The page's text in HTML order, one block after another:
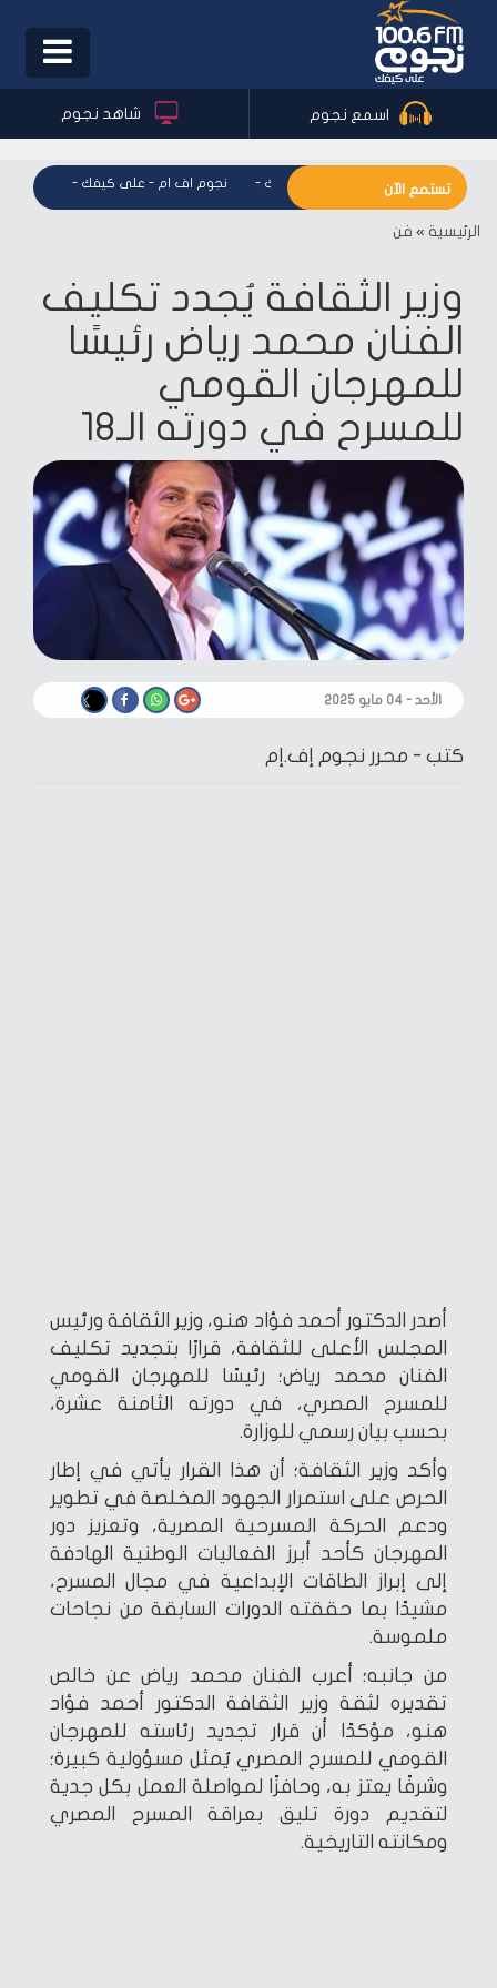
Toggle
اسمع نجوم شاهد نجوم
تستمع الآن - نجوم اف ام - على كيفك - نجوم اف ام - على كيفك نجوم
الرئيسية » فن
وزير الثقافة يُجدد تكليف
الفنان محمد رياض رئيسًا
للمهرجان القومي
للمسرح في دورته الـ18
الأحد - ٠٤ مايو ٢٠٢٥
كتب - محرر نجوم إف.إم
أصدر الدكتور أحمد فؤاد هنو، وزير الثقافة ورئيس
المجلس الأعلى للثقافة، قرارًا بتجديد تكليف
الفنان محمد رياض؛ رئيسًا للمهرجان القومي
للمسرح المصري، في دورته الثامنة عشرة،
بحسب بيان رسمي للوزارة.
وأكد وزير الثقافة؛ أن هذا القرار يأتي في إطار
الحرص على استمرار الجهود المخلصة في تطوير
ودعم الحركة المسرحية المصرية، وتعزيز دور
المهرجان كأحد أبرز الفعاليات الوطنية الهادفة
إلى إبراز الطاقات الإبداعية في مجال المسرح،
مشيدًا بما حققته الدورات السابقة من نجاحات
ملموسة.
من جانبه؛ أعرب الفنان محمد رياض عن خالص
تقديره لثقة وزير الثقافة الدكتور أحمد فؤاد
هنو، مؤكدًا أن قرار تجديد رئاسته للمهرجان
القومي للمسرح المصري يُمثل مسؤولية كبيرة؛
وشرفًا يعتز به، وحافزًا لمواصلة العمل بكل جدية
لتقديم دورة تليق بعراقة المسرح المصري
ومكانته التاريخية.